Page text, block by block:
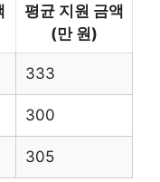
평균 지원 금액
(만 원)
333
300
305